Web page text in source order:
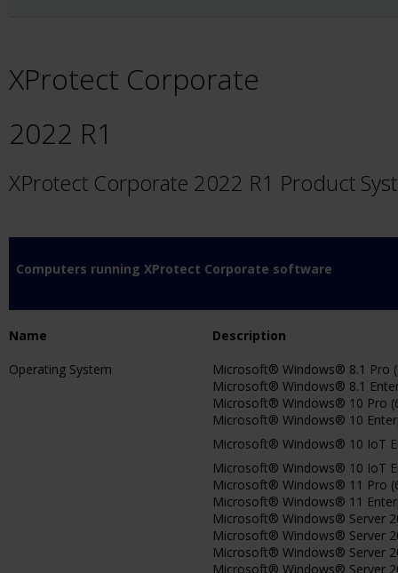
XProtect Corporate
2022 R1
XProtect Corporate 2022 R1 Product
Computers running XProtect Corporate software
Name
Description
Operating System
Microsoft® Windows® 8.1 Pro
Microsoft® Windows® 8.1
Microsoft® Windows® 10 Pro
Microsoft® Windows® 10
Microsoft® Windows® 10 IoT
Microsoft® Windows® 10 IoT
Microsoft® Windows® 11 Pro
Microsoft® Windows® 11
Microsoft® Windows® Server
Microsoft® Windows® Server
Microsoft® Windows® Server
Microsoft® Windows® Server